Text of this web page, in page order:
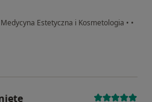
Estetyczna i Kosmetologia • •
usunięte